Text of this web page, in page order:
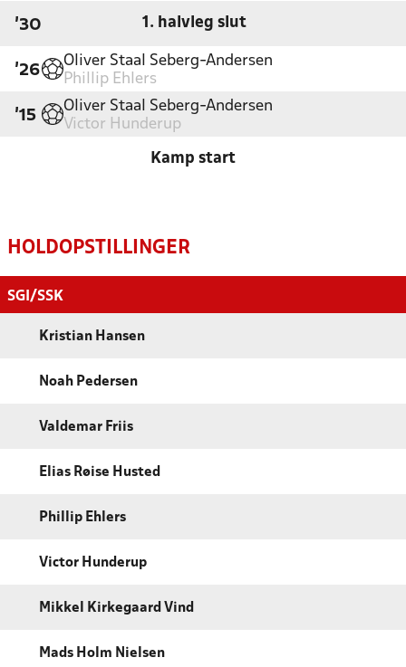
'30 1. halvleg slut
'26
Oliver Staal Seberg-Andersen
Phillip Ehlers
'15
Oliver Staal Seberg-Andersen
Victor Hunderup
Kamp start
HOLDOPSTILLINGER
SGI/SSK
Kristian Hansen
Noah Pedersen
Valdemar Friis
Elias Røise Husted
Phillip Ehlers
Victor Hunderup
Mikkel Kirkegaard Vind
Mads Holm Nielsen